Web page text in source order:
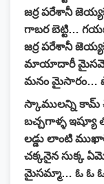
జర్ర పరేశానీ
గాబర బెట్టి…
జర్ర పరేశానీ
మాయాదారీ
మనం
స్కాములన్ని కామ్
బచ్చగాళ్ళ ఇష్యూ
లడ్డు లాంటి
చక్కనైన సుక్క
మైసమ్మా… ఓ ఓ